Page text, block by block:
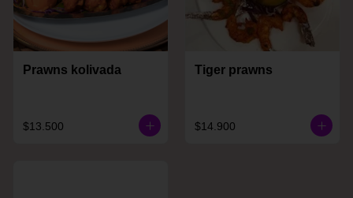
Prawns kolivada
$13.500
Tiger prawns
$14.900